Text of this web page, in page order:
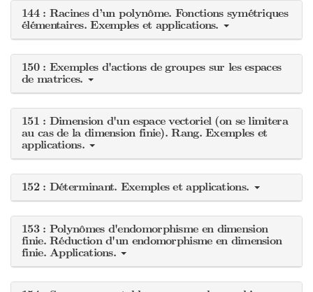
144 : Racines d’un polynôme. Fonctions symétriques
élémentaires. Exemples et applications.
150 : Exemples d'actions de groupes sur les espaces
de matrices.
151 : Dimension d'un espace vectoriel (on se limitera
au cas de la dimension finie). Rang. Exemples et
applications.
152 : Déterminant. Exemples et applications.
153 : Polynômes d'endomorphisme en dimension
finie. Réduction d'un endomorphisme en dimension
finie. Applications.